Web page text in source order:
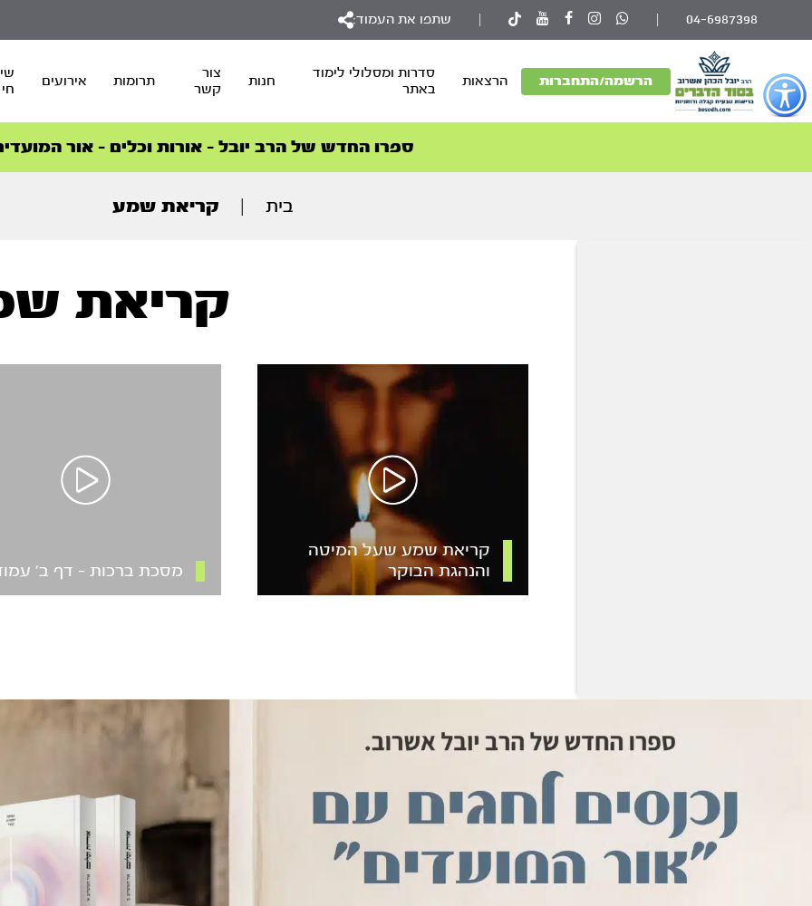
כפתור
לפתיחת
תפריט
נגישות
04-6987398 שתפו את העמוד:
הרשמה/התחברות הרצאות
סדרות ומסלולי לימוד
באתר
חנות
צור
קשר
תרומות אירועים
חי
סדרות הפודקאסטים
הסדרה המובילה החודש – דרך המלך
ספרו החדש של הרב יובל – אורות וכלים – אור
הצטרפו למהפכת הבריאות הטבעית >
סדרות הפודקאסטים
הסדרה המובילה החודש – דרך המלך
בית קריאת שמע
קריאת
קריאת שמע שעל המיטה
והנהגת הבוקר
מסכת ברכות – דף ב’